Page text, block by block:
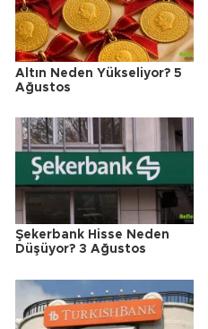
Altın Neden Yükseliyor? 5
Ağustos
Şekerbank Hisse Neden
Düşüyor? 3 Ağustos